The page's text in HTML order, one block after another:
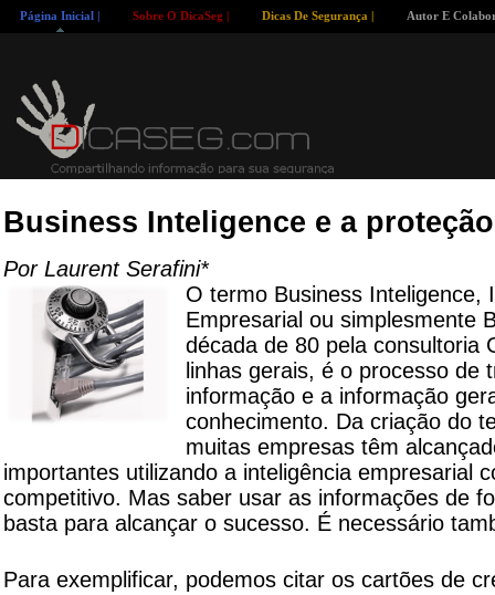
Página Inicial | Sobre O DicaSeg | Dicas De Segurança | Autor E
Business Inteligence e a
Por Laurent Serafini*
O termo Business Inteligence,
Empresarial ou simplesmente
década de 80 pela consultoria
linhas gerais, é o processo de
informação e a informação
conhecimento. Da criação do
muitas empresas têm
importantes utilizando a inteligência empresarial
competitivo. Mas saber usar as informações de
basta para alcançar o sucesso. É necessário
Para exemplificar, podemos citar os cartões de